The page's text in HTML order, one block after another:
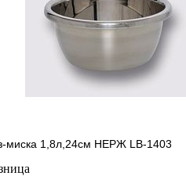
миска 1,8л,24см НЕРЖ LB-1403